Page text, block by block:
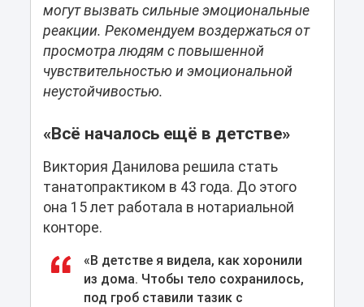
могут вызвать сильные эмоциональные
реакции. Рекомендуем воздержаться от
просмотра людям с повышенной
чувствительностью и эмоциональной
неустойчивостью.
«Всё началось ещё в детстве»
Виктория Данилова решила стать
танатопрактиком в 43 года. До этого
она 15 лет работала в нотариальной
конторе.
«В детстве я видела, как хоронили
из дома. Чтобы тело сохранилось,
под гроб ставили тазик с